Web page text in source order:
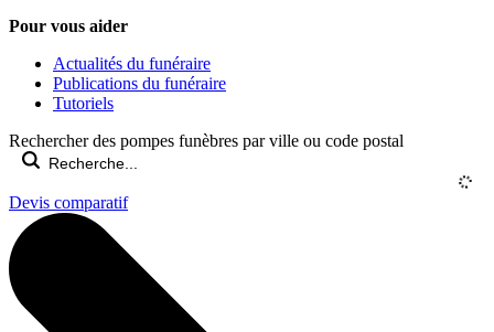
Pour vous aider
Actualités du funéraire
Publications du funéraire
Tutoriels
Rechercher des pompes funèbres par ville ou code postal
Devis comparatif